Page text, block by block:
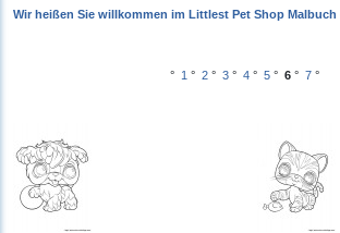
Wir heißen Sie willkommen im Littlest Pet Shop Malbuch
° 1 ° 2° 3° 4° 5° 6 ° 7°